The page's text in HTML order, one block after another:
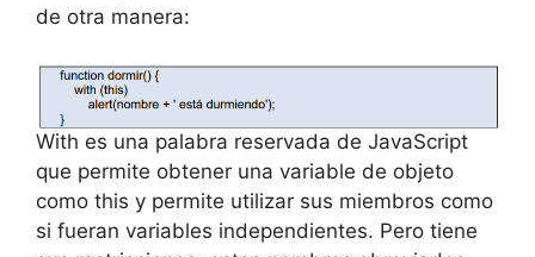
de otra manera:
With es una palabra reservada de JavaScript
que permite obtener una variable de objeto
como this y permite utilizar sus miembros como
si fueran variables independientes. Pero tiene